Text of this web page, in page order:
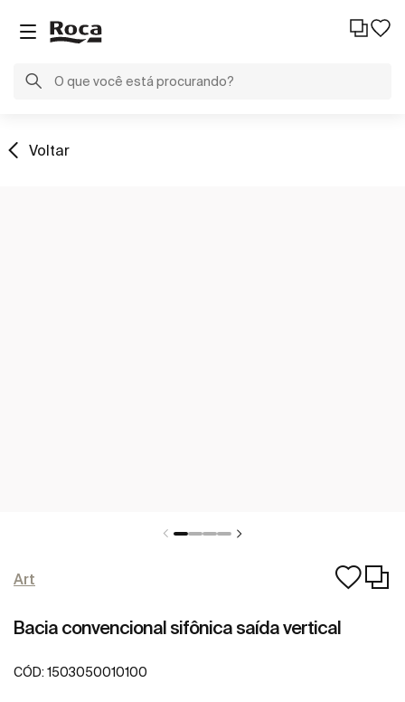
Voltar
Art
Bacia convencional sifônica saída vertical
CÓD: 1503050010100